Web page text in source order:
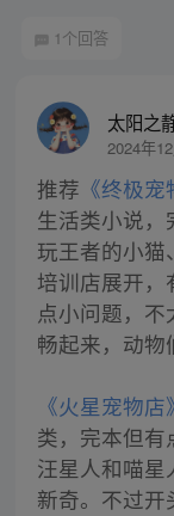
1个回答
太阳之
2024年
推荐 《终极宠
生活类小说
玩王者的小
培训店展开
点小问题，
畅起来，动物
《火星宠物店》
类，完本但有
汪星人和喵
新奇。不过开